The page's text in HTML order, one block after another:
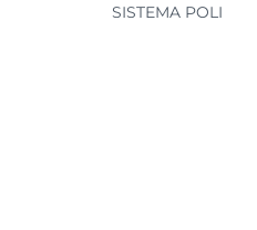
SISTEMA POLI